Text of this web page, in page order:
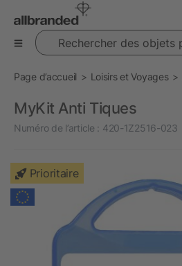
Rechercher des objets publicitaires
Page d’accueil Loisirs et Voyages
MyKit Anti Tiques
Numéro de l’article : 420-1Z2516-023
Prioritaire